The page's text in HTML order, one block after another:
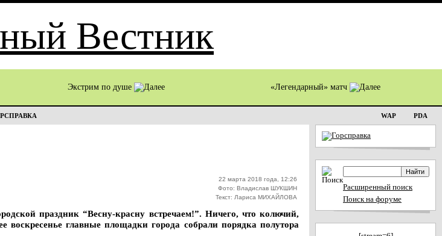
Экстрим по душе «Легендарный» матч
WAP PDA
22 марта 2018 года, 12:26
Фото: Владислав ШУКШИН
Текст: Лариса МИХАЙЛОВА
праздник “Весну-красну встречаем!”. Ничего, что колючий,
главные площадки города собрали порядка полутора
Расширенный поиск
Поиск на форуме